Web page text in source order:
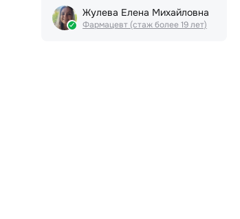
Жулева Елена Михайловна
Фармацевт (стаж более 19 лет)